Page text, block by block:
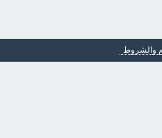
والشروط